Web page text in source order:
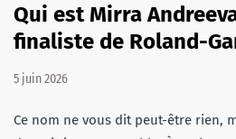
Qui est Mirra
finaliste de Roland-
5 juin 2026
Ce nom ne vous dit peut-être rien,